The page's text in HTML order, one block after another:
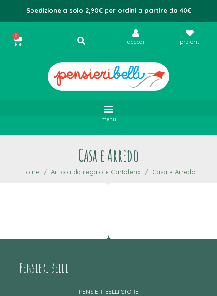
Spedizione a solo 2,90€ per ordini a partire da 40€
0
accedi preferiti
menu
Casa e Arredo
Home Articoli da regalo e Cartoleria Casa e Arredo
Pensieri Belli
PENSIERI BELLI STORE